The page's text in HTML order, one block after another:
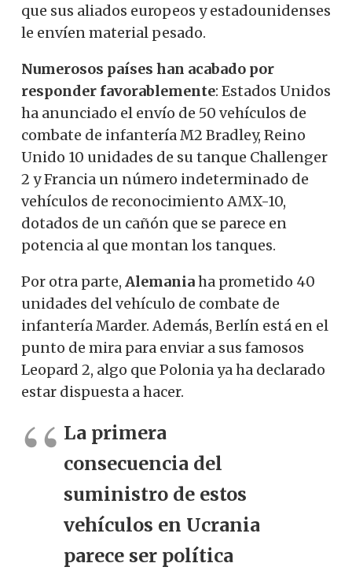
que sus aliados europeos y estadounidenses
le envíen material pesado.
Numerosos países han acabado por
responder favorablemente: Estados Unidos
ha anunciado el envío de 50 vehículos de
combate de infantería M2 Bradley, Reino
Unido 10 unidades de su tanque Challenger
2 y Francia un número indeterminado de
vehículos de reconocimiento AMX-10,
dotados de un cañón que se parece en
potencia al que montan los tanques.
Por otra parte, Alemaniaha prometido 40
unidades del vehículo de combate de
infantería Marder. Además, Berlín está en el
punto de mira para enviar a sus famosos
Leopard 2, algo que Polonia ya ha declarado
estar dispuesta a hacer.
La primera
consecuencia del
suministro de estos
vehículos en Ucrania
parece ser política